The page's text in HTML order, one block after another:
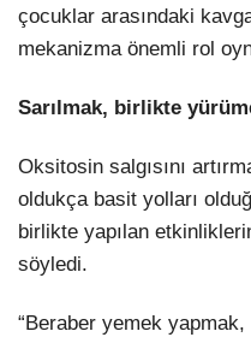
çocuklar arasındaki
mekanizma önemli rol
Sarılmak, birlikte
Oksitosin salgısını
oldukça basit yolları
birlikte yapılan
söyledi.
“Beraber yemek